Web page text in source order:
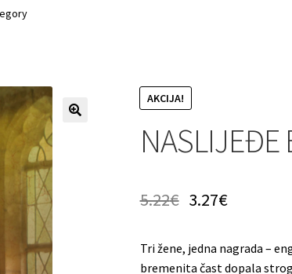
AKCIJA!
5.22€ 3.27€
Tri žene, jedna nagrada –
bremenita čast dopala